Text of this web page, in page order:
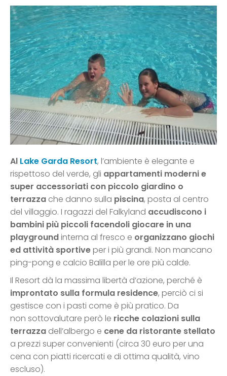
Al Lake Garda Resort, l’ambiente è elegante e
rispettoso del verde, gli appartamenti moderni e
super accessoriati con piccolo giardino o
terrazza che danno sulla piscina, posta al centro
del villaggio. I ragazzi del Falkyland accudiscono i
bambini più piccoli facendoli giocare in una
playgroundinterna al fresco e organizzano giochi
ed attività sportiveper i più grandi. Non mancano
ping-pong e calcio Balilla per le ore più calde.
Il Resort dà la massima libertà d’azione, perché è
improntato sulla formula residence, perciò ci si
gestisce con i pasti come è più pratico. Da
non sottovalutare però le ricche colazioni sulla
terrazza dell’albergo e cene da ristorante stellato
a prezzi super convenienti (circa 30 euro per una
cena con piatti ricercati e di ottima qualità, vino
escluso).